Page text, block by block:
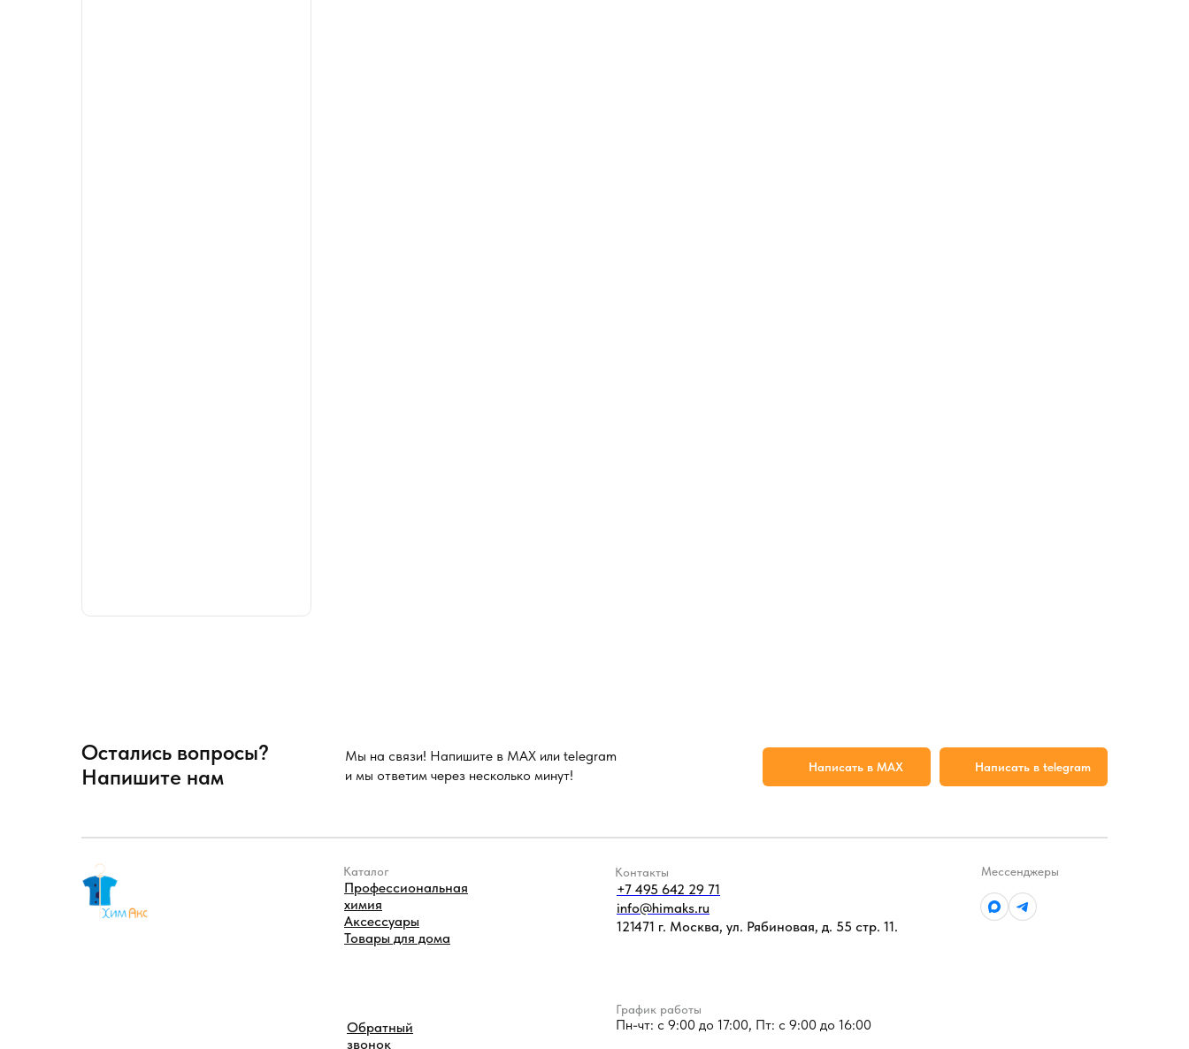
Написать в telegram
Написать в MAX
Мы на связи! Напишите в MAX или telegram
и мы ответим через несколько минут!
Остались вопросы?
Напишите нам
Каталог
Профессиональная
химия
Аксессуары
Товары для дома
Обратный
звонок
Мессенджеры
Контакты
+7 495 642 29 71
info@himaks.ru
121471 г. Москва, ул. Рябиновая, д. 55 стр. 11.
График работы
Пн-чт: с 9:00 до 17:00, Пт: с 9:00 до 16:00